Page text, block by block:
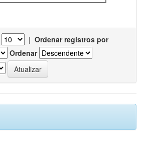
| Ordenar registros por
Ordenar